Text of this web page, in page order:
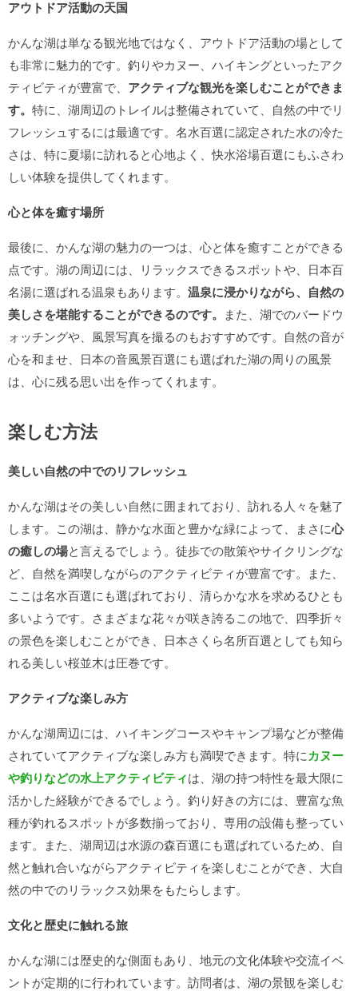
アウトドア活動の天国
かんな湖は単なる観光地ではなく、アウトドア活動の場として
も非常に魅力的です。釣りやカヌー、ハイキングといったアク
ティビティが豊富で、 アクティブな観光を楽しむことができま
す。 特に、湖周辺のトレイルは整備されていて、自然の中でリ
フレッシュするには最適です。名水百選に認定された水の冷た
さは、特に夏場に訪れると心地よく、快水浴場百選にもふさわ
しい体験を提供してくれます。
心と体を癒す場所
最後に、かんな湖の魅力の一つは、心と体を癒すことができる
点です。湖の周辺には、リラックスできるスポットや、日本百
名湯に選ばれる温泉もあります。 温泉に浸かりながら、自然の
美しさを堪能することができるのです。 また、湖でのバードウ
ォッチングや、風景写真を撮るのもおすすめです。自然の音が
心を和ませ、日本の音風景百選にも選ばれた湖の周りの風景
は、心に残る思い出を作ってくれます。
楽しむ方法
美しい自然の中でのリフレッシュ
かんな湖はその美しい自然に囲まれており、訪れる人々を魅了
します。この湖は、静かな水面と豊かな緑によって、まさに心
の癒しの場と言えるでしょう。徒歩での散策やサイクリングな
ど、自然を満喫しながらのアクティビティが豊富です。また、
ここは名水百選にも選ばれており、清らかな水を求めるひとも
多いようです。さまざまな花々が咲き誇るこの地で、四季折々
の景色を楽しむことができ、日本さくら名所百選としても知ら
れる美しい桜並木は圧巻です。
アクティブな楽しみ方
かんな湖周辺には、ハイキングコースやキャンプ場などが整備
されていてアクティブな楽しみ方も満喫できます。特にカヌー
や釣りなどの水上アクティビティは、湖の持つ特性を最大限に
活かした経験ができるでしょう。釣り好きの方には、豊富な魚
種が釣れるスポットが多数揃っており、専用の設備も整ってい
ます。また、湖周辺は水源の森百選にも選ばれているため、自
然と触れ合いながらアクティビティを楽しむことができ、大自
然の中でのリラックス効果をもたらします。
文化と歴史に触れる旅
かんな湖には歴史的な側面もあり、地元の文化体験や交流イベ
ントが定期的に行われています。訪問者は、湖の景観を楽しむ